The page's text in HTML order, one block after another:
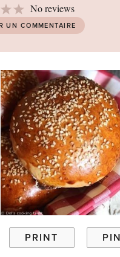
Stars
4
Stars
3 No reviews
UN COMMENTAIRE
PRINT PIN